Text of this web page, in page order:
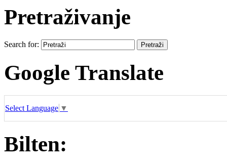
Pretraživanje
Search for:
Google Translate
Select Language ▼
Bilten: